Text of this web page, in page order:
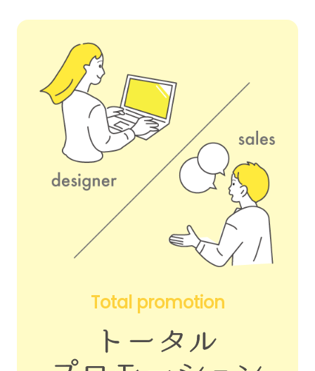
Total promotion